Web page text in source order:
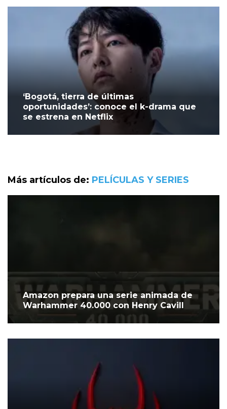
‘Bogotá, tierra de últimas
oportunidades’: conoce el k-drama que
se estrena en Netflix
Más artículos de: PELÍCULAS Y SERIES
Amazon prepara una serie animada de
Warhammer 40.000 con Henry Cavill